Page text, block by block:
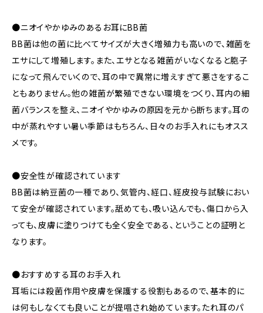
●ニオイやかゆみのあるお耳にBB菌
BB菌は他の菌に比べてサイズが大きく増殖力も高いので、雑菌を
エサにして増殖します。また、エサとなる雑菌がいなくなると胞子
になって飛んでいくので、耳の中で異常に増えすぎて悪さをするこ
ともありません。他の雑菌が繁殖できない環境をつくり、耳内の細
菌バランスを整え、ニオイやかゆみの原因を元から断ちます。耳の
中が蒸れやすい暑い季節はもちろん、日々のお手入れにもオスス
メです。
●安全性が確認されています
BB菌は納豆菌の一種であり、気管内、経口、経皮投与試験におい
て安全が確認されています。舐めても、吸い込んでも、傷口から入
っても、皮膚に塗りつけても全く安全である、ということの証明と
なります。
●おすすめする耳のお手入れ
耳垢には殺菌作用や皮膚を保護する役割もあるので、基本的に
は何もしなくても良いことが提唱され始めています。たれ耳のパ